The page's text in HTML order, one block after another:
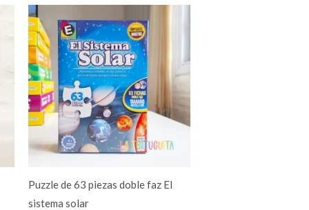
Puzzle de 63 piezas doble faz El
sistema solar